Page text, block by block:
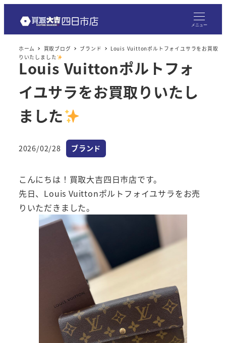
メニュー
ホーム 買取ブログ ブランド
Louis Vuittonポルトフォイユサラをお買取
りいたしました
Louis Vuittonポルトフォ
イユサラをお買取りいたし
ました
投稿日
2026/02/28 カテゴリー
ブランド
こんにちは！買取大吉四日市店です。
先日、Louis Vuittonポルトフォイユサラをお売
りいただきました。